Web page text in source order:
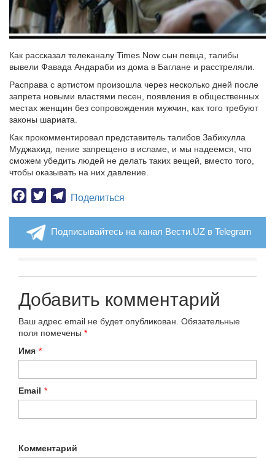
Как рассказал телеканалу Times Now сын певца, талибы
вывели Фавада Андараби из дома в Баглане и расстреляли.
Расправа с артистом произошла через несколько дней после
запрета новыми властями песен, появления в общественных
местах женщин без сопровождения мужчин, как того требуют
законы шариата.
Как прокомментировал представитель талибов Забихулла
Муджахид, пение запрещено в исламе, и мы надеемся, что
сможем убедить людей не делать таких вещей, вместо того,
чтобы оказывать на них давление.
Facebook
TwitterTelegram
Поделиться
Подписывайтесь на канал Вести.UZ в Telegram
Добавить комментарий
Ваш адрес email не будет опубликован. Обязательные
поля помечены *
Имя *
Email *
Комментарий